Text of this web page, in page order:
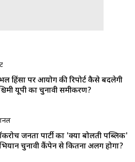
हिंसा पर आयोग की रिपोर्ट कैसे बदलेगी
यूपी का चुनावी समीकरण?
जनता पार्टी का 'क्या बोलती पब्लिक'
चुनावी कैंपेन से कितना अलग होगा?